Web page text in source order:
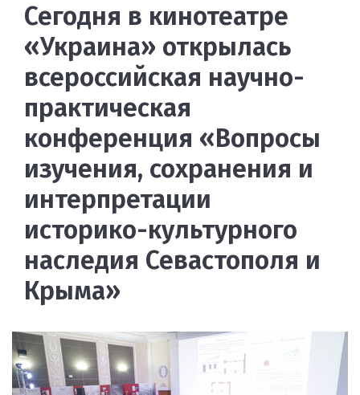
Сегодня в кинотеатре
«Украина» открылась
всероссийская научно-
практическая
конференция «Вопросы
изучения, сохранения и
интерпретации
историко-культурного
наследия Севастополя и
Крыма»